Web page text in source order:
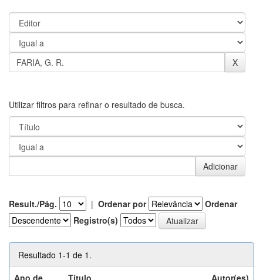
Utilizar filtros para refinar o resultado de busca.
Result./Pág. | Ordenar por
Ordenar
Registro(s)
Resultado 1-1 de 1.
Ano de
Título Autor(es)